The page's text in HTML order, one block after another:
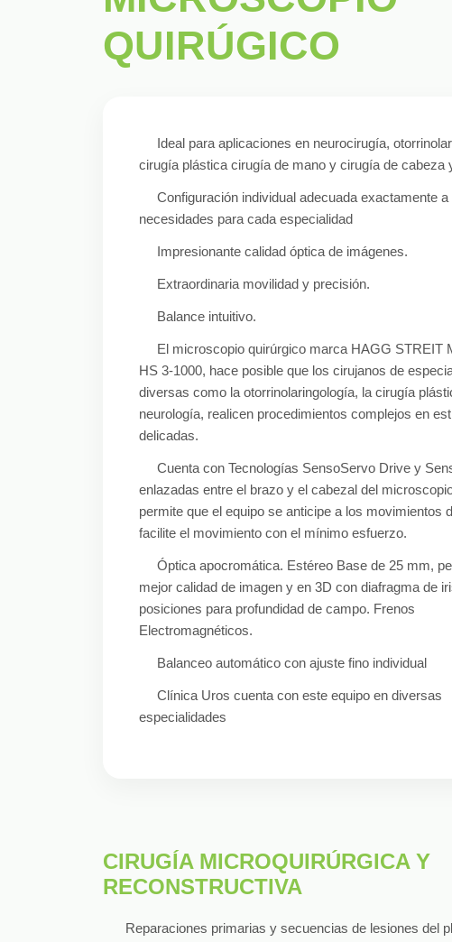
QUIRÚGICO
Ideal para aplicaciones en neurocirugía,
cirugía plástica cirugía de mano y cirugía de cabeza
Configuración individual adecuada exactamente a
necesidades para cada especialidad
Impresionante calidad óptica de imágenes.
Extraordinaria movilidad y precisión.
Balance intuitivo.
El microscopio quirúrgico marca HAGG STREIT
HS 3-1000, hace posible que los cirujanos de
diversas como la otorrinolaringología, la cirugía
neurología, realicen procedimientos complejos en
delicadas.
Cuenta con Tecnologías SensoServo Drive y
enlazadas entre el brazo y el cabezal del
permite que el equipo se anticipe a los movimientos
facilite el movimiento con el mínimo esfuerzo.
Óptica apocromática. Estéreo Base de 25 mm,
mejor calidad de imagen y en 3D con diafragma de
posiciones para profundidad de campo. Frenos
Electromagnéticos.
Balanceo automático con ajuste fino individual
Clínica Uros cuenta con este equipo en diversas
especialidades
CIRUGÍA MICROQUIRÚRGICA Y
RECONSTRUCTIVA
Reparaciones primarias y secuencias de lesiones del